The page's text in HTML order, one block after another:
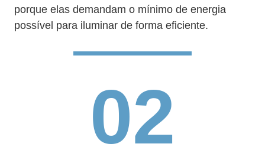
porque elas demandam o mínimo de energia
possível para iluminar de forma eficiente.
02